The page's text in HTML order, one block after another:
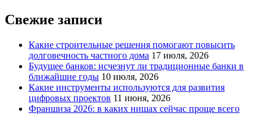
Свежие записи
Какие строительные решения помогают повысить
долговечность частного дома 17 июля, 2026
Будущее банков: исчезнут ли традиционные банки в
ближайшие годы 10 июля, 2026
Какие инструменты используются для развития
цифровых проектов 11 июня, 2026
Франшиза 2026: в каких нишах сейчас проще всего